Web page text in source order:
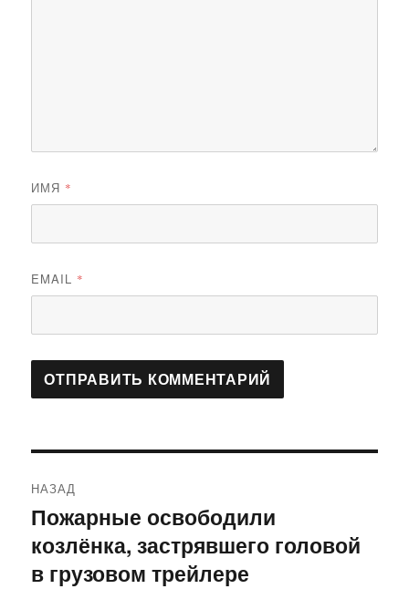
ИМЯ *
EMAIL *
по
записям
НАЗАД
Предыдущая
запись:
Пожарные освободили
козлёнка, застрявшего головой
в грузовом трейлере